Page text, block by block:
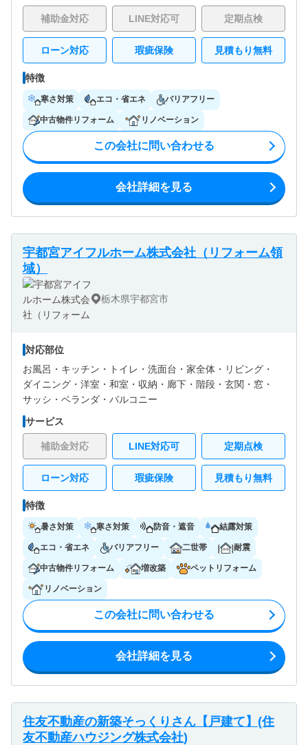
補助金対応 LINE対応可 定期点検
ローン対応 瑕疵保険 見積もり無料
特徴
寒さ対策 エコ・省エネ バリアフリー
中古物件リフォーム リノベーション
この会社に問い合わせる
会社詳細を見る
宇都宮アイフルホーム株式会社（リフォーム領
域）
栃木県宇都宮市
対応部位
お風呂・ キッチン・ トイレ・ 洗面台・ 家全体・ リビング・
ダイニング・ 洋室・ 和室・ 収納・ 廊下・ 階段・ 玄関・ 窓・
サッシ・ ベランダ・バルコニー
サービス
補助金対応 LINE対応可 定期点検
ローン対応 瑕疵保険 見積もり無料
特徴
暑さ対策 寒さ対策 防音・遮音 結露対策
エコ・省エネ バリアフリー 二世帯 耐震
中古物件リフォーム 増改築 ペットリフォーム
リノベーション
この会社に問い合わせる
会社詳細を見る
住友不動産の新築そっくりさん【戸建て】(住
友不動産ハウジング株式会社)